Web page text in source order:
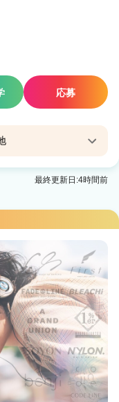
応募
イ リトル】
最終更新日:4時間前